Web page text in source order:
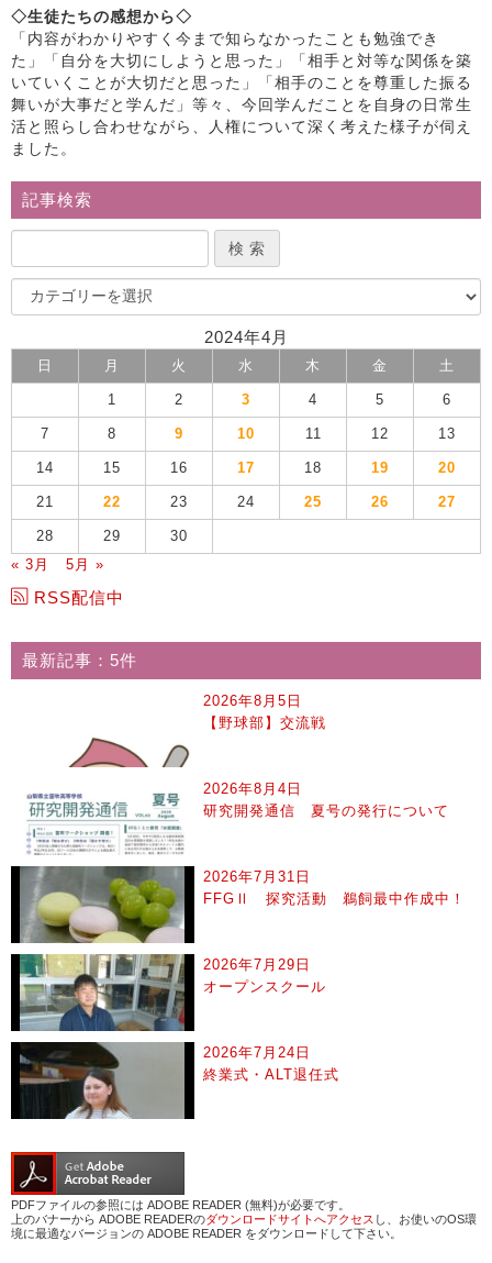
◇生徒たちの感想から◇
「内容がわかりやすく今まで知らなかったことも勉強でき
た」
「自分を大切にしようと思った」
「相手と対等な関係を築
いていくことが大切だと思った」「相手のことを尊重した振る
舞いが大事だと学んだ」等々
、今回学んだことを自身の日常生
活と照らし合わせながら、人権について深く考えた様子が伺え
ました。
記事検索
2024年4月
日 月 火 水 木 金 土
1 2 3 4 5 6
7 8 9 10 11 12 13
14 15 16 17 18 19 20
21 22 23 24 25 26 27
28 29
30
« 3月
5月 »
RSS配信中
最新記事：5件
2026年8月5日
【野球部】交流戦
2026年8月4日
研究開発通信 夏号の発行について
2026年7月31日
FFGⅡ 探究活動 鵜飼最中作成中！
2026年7月29日
オープンスクール
2026年7月24日
終業式・ALT退任式
PDFファイルの参照には ADOBE READER (無料)が必要です。
上のバナーから ADOBE READERのダウンロードサイトへアクセス し、お使いのOS環
境に最適なバージョンの ADOBE READER をダウンロードして下さい。